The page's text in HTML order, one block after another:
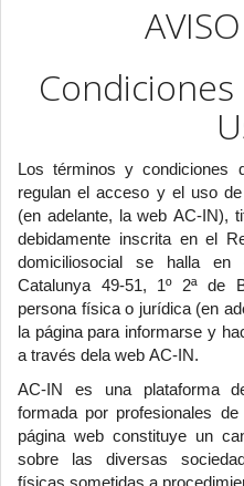
Los términos y condiciones
regulan el acceso y el uso
(en adelante, la web AC-IN),
debidamente inscrita en el
domiciliosocial se halla
Catalunya 49-51, 1º 2ª de
persona física o jurídica (en
la página para informarse y
a través dela web AC-IN.
AC-IN es una plataforma
formada por profesionales
página web constituye un
sobre las diversas